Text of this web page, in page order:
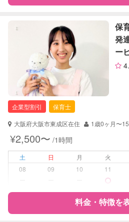
レッスン なし
定期予約 お引き受
お子様の撮影
（定期特典）
対応不可
料金 レビュー
サポートの特徴
資格
保育士
対応可能/特徴
早朝対応
病児対応 病児、病
対応可否
なし
保
発
ー
企業型割引
保育士
大阪府大阪市東成区在住
1歳0ヶ月〜
¥2,500〜 /1時間
土 日 月 火
08
09 10 11
料金・特徴を